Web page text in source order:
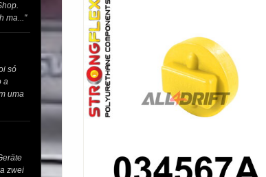
ma..."
só
a
uma
zwei